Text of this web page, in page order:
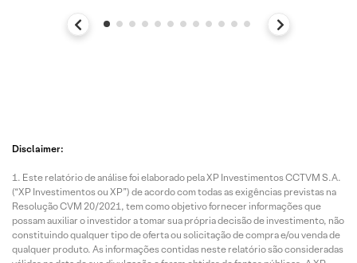
Disclaimer:
Este relatório de análise foi elaborado pela XP Investimentos CCTVM S.A.
(“XP Investimentos ou XP”) de acordo com todas as exigências previstas na
Resolução CVM 20/2021, tem como objetivo fornecer informações que
possam auxiliar o investidor a tomar sua própria decisão de investimento, não
constituindo qualquer tipo de oferta ou solicitação de compra e/ou venda de
qualquer produto. As informações contidas neste relatório são consideradas